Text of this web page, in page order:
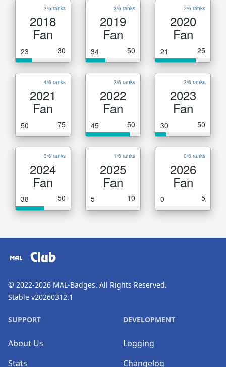
3/5 ranks
2018
Fan
23 30
3/6 ranks
2019
Fan
34 50
2/6 ranks
2020
Fan
21 25
4/6 ranks
2021
Fan
50 75
3/6 ranks
2022
Fan
45 50
3/6 ranks
2023
Fan
30 50
3/6 ranks
2024
Fan
38 50
1/6 ranks
2025
Fan
5 10
0/6 ranks
2026
Fan
0 5
Club
© 2022-2026 MAL-Badges. All Rights Reserved.
Stable v20260312.1
SUPPORT
About Us
Stats
DEVELOPMENT
Logging
Changelog